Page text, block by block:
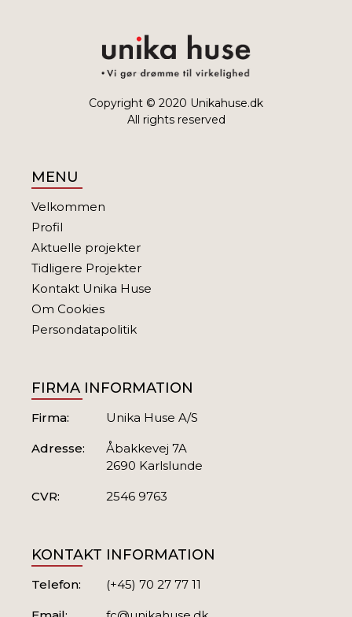
TREMPELHUSE
Copyright © 2020 Unikahuse.dk
All rights reserved
MENU
Velkommen
Profil
Aktuelle projekter
Tidligere Projekter
Kontakt Unika Huse
Om Cookies
Persondatapolitik
FIRMA INFORMATION
Firma: Unika Huse A/S
Adresse:
Åbakkevej 7A
2690 Karlslunde
CVR: 2546 9763
KONTAKT INFORMATION
Telefon: (+45) 70 27 77 11